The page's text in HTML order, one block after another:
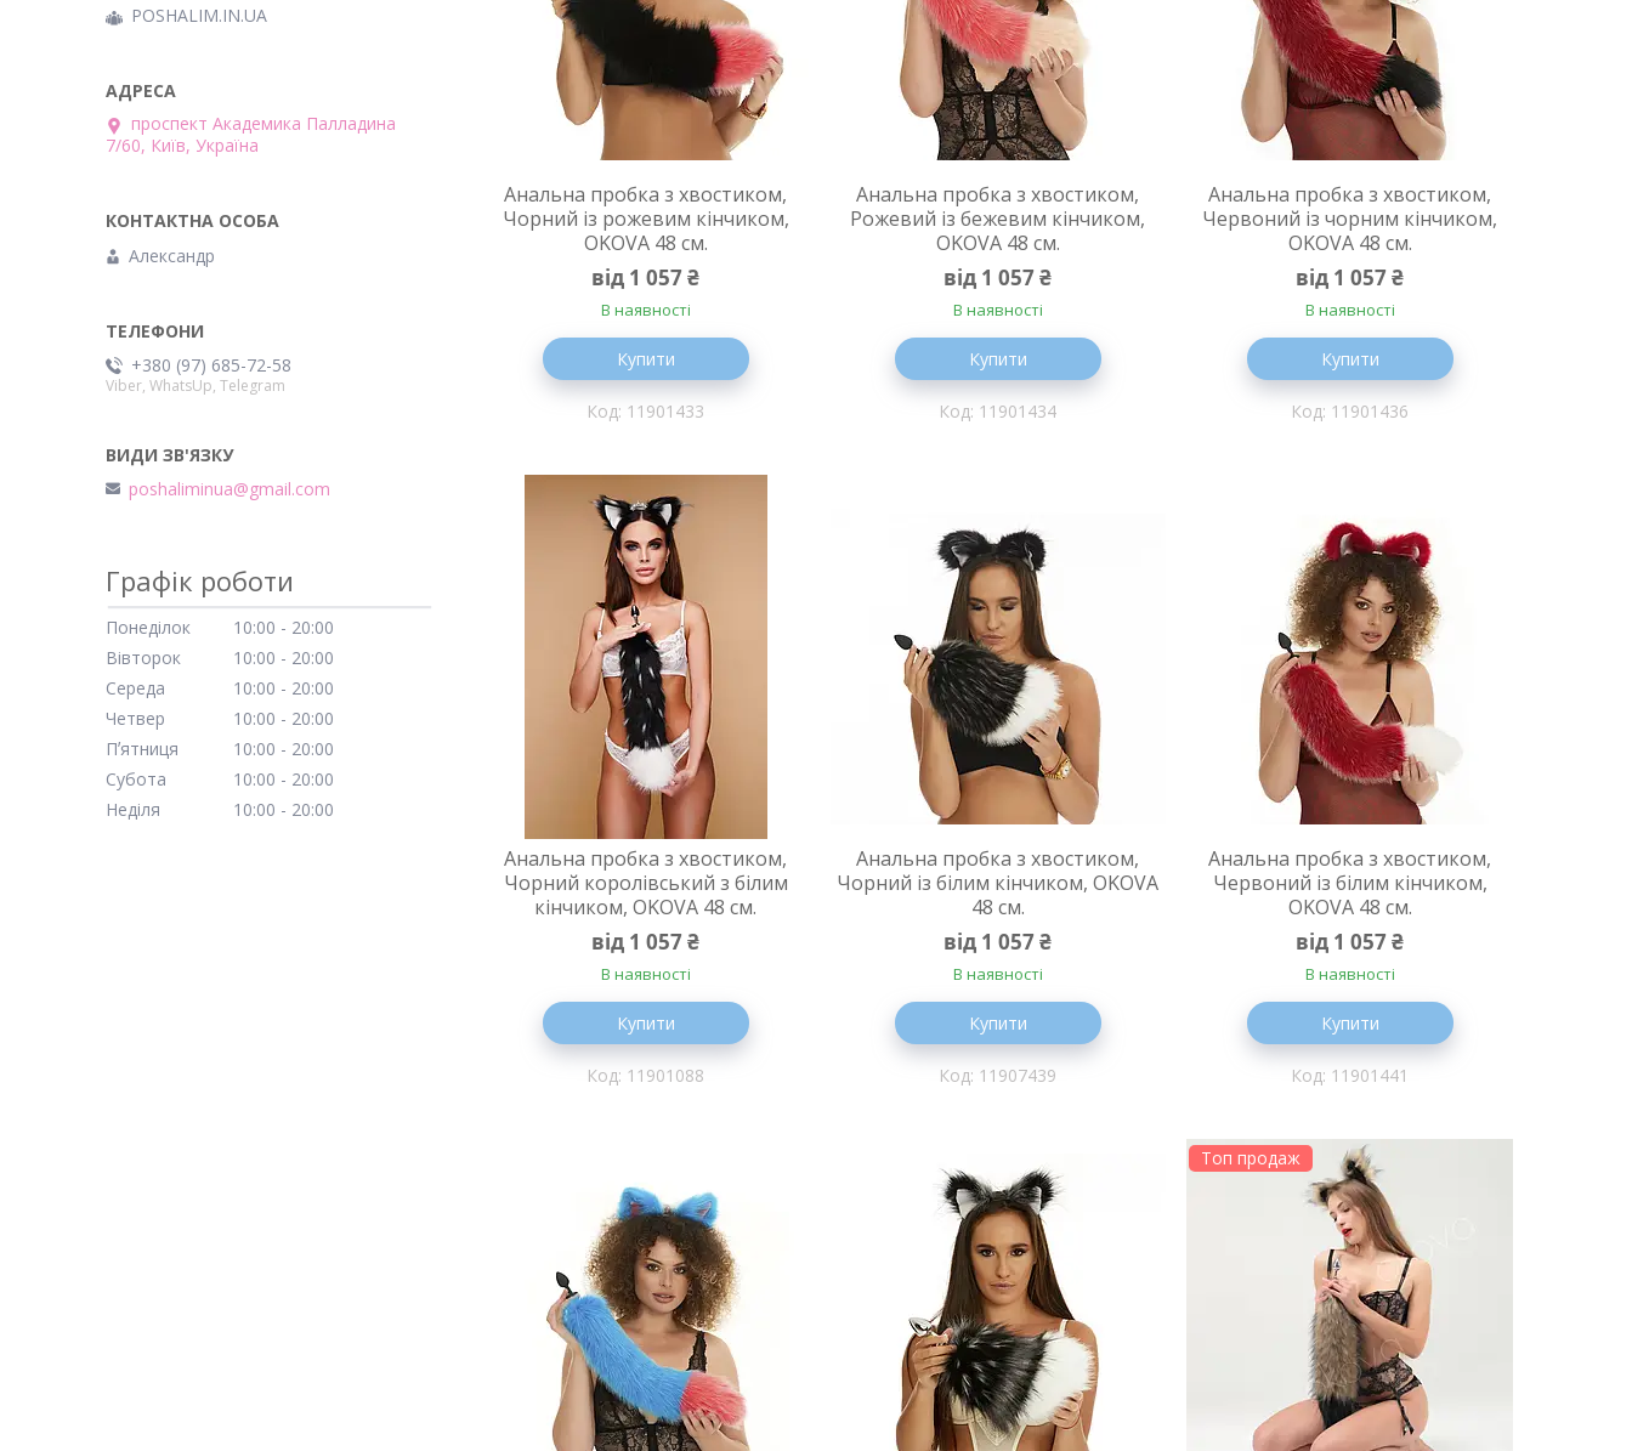
Анальна пробка з хвостиком,
Чорний із рожевим кінчиком,
OKOVA 48 см.
від 1 057 ₴
В наявності
Купити
11901433
Анальна пробка з хвостиком,
Рожевий із бежевим кінчиком,
OKOVA 48 см.
від 1 057 ₴
В наявності
Купити
11901434
Анальна пробка з хвостиком,
Червоний із чорним кінчиком,
OKOVA 48 см.
від 1 057 ₴
В наявності
Купити
11901436
Анальна пробка з хвостиком,
Чорний королівський з білим
кінчиком, OKOVA 48 см.
від 1 057 ₴
В наявності
Купити
11901088
Анальна пробка з хвостиком,
Чорний із білим кінчиком, OKOVA
48 см.
від 1 057 ₴
В наявності
Купити
11907439
Анальна пробка з хвостиком,
Червоний із білим кінчиком,
OKOVA 48 см.
від 1 057 ₴
В наявності
Купити
11901441
Топ продаж
POSHALIM.IN.UA
проспект Академика Палладина
7/60, Київ, Україна
Александр
+380 (97) 685-72-58
Viber, WhatsUp, Telegram
poshaliminua@gmail.com
Графік роботи
Понеділок 10:00
20:00
Вівторок
10:00
20:00
Середа
10:00
20:00
Четвер
10:00
20:00
Пʼятниця
10:00
20:00
Субота
10:00
20:00
Неділя
10:00 20:00